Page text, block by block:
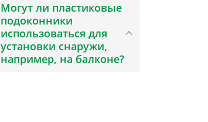
Могут ли пластиковые
подоконники
использоваться для
установки снаружи,
например, на балконе?